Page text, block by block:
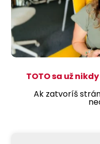
TOTO sa už
Ak zatvoríš